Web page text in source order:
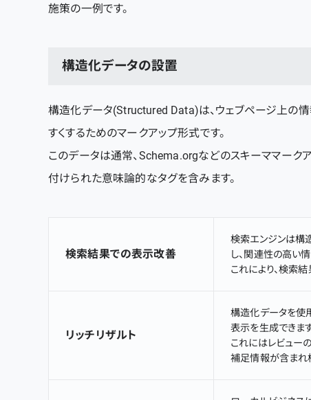
施策の一例です。
構造化データの設置
構造化データ(Structured Data)は、ウェブページ上の
すくするためのマークアップ形式です。
このデータは通常、Schema.orgなどのスキーママーク
付けられた意味論的なタグを含みます。
検索結果での表示改善
検索エンジンは構
し、関連性の高い
これにより、検索
リッチリザルト
構造化データを使
表示を生成できます
これにはレビュー
補足情報が含まれ